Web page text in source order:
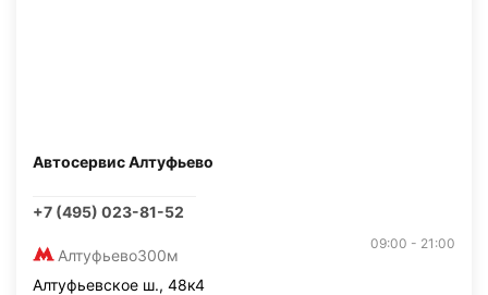
Автосервис Алтуфьево
+7 (495) 023-81-52
Алтуфьево300м
09:00 - 21:00
Алтуфьевское ш., 48к4